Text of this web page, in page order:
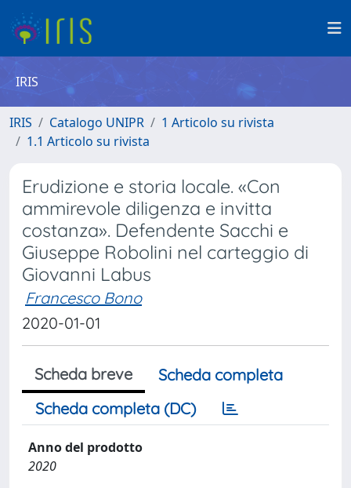
IRIS
IRIS Catalogo UNIPR
1 Articolo su rivista
1.1 Articolo su rivista
Erudizione e storia locale. «Con
ammirevole diligenza e invitta
costanza». Defendente Sacchi e
Giuseppe Robolini nel carteggio di
Giovanni Labus
Francesco Bono
2020-01-01
Scheda breve
Scheda completa
Scheda completa (DC)
Anno del prodotto
2020